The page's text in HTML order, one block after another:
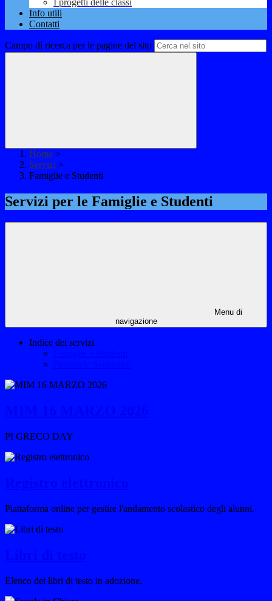
I progetti delle classi
Info utili
Contatti
Campo di ricerca per le pagine del sito
Home >
Servizi >
Famiglie e Studenti
Servizi per le Famiglie e Studenti
Menu di
navigazione
Indice dei servizi
PI GRECO DAY
Piattaforma online per gestire l'andamento scolastico degli alunni.
Elenco dei libri di testo in adozione.